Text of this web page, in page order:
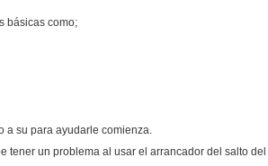
básicas como;
a su para ayudarle comienza.
un problema al usar el arrancador del salto